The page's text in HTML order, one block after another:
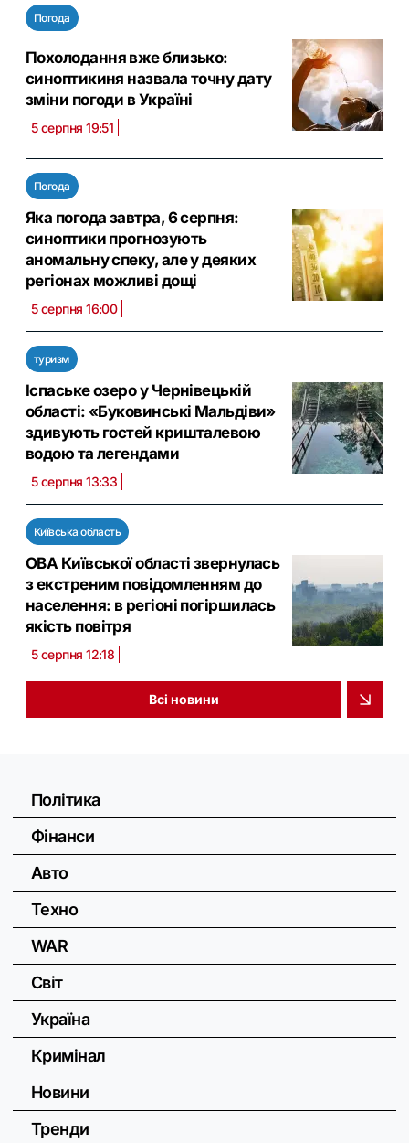
Погода
Похолодання вже близько:
синоптикиня назвала точну дату
зміни погоди в Україні
5 серпня 19:51
Погода
Яка погода завтра, 6 серпня:
синоптики прогнозують
аномальну спеку, але у деяких
регіонах можливі дощі
5 серпня 16:00
туризм
Іспаське озеро у Чернівецькій
області: «Буковинські Мальдіви»
здивують гостей кришталевою
водою та легендами
5 серпня 13:33
Київська область
ОВА Київської області звернулась
з екстреним повідомленням до
населення: в регіоні погіршилась
якість повітря
5 серпня 12:18
Всі новини
Політика
Фінанси
Авто
Техно
WAR
Світ
Україна
Кримінал
Новини
Тренди